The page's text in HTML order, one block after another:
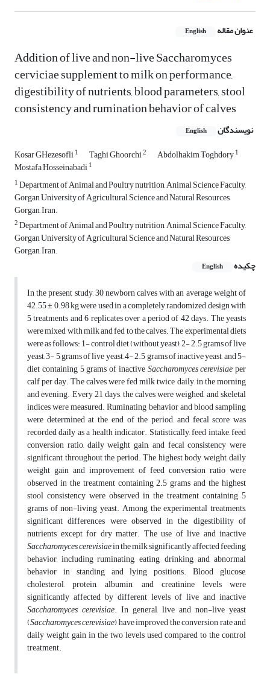
عنوان مقاله English
Addition of live and non-live Saccharomyces
cerviciae supplement to milk on performance,
digestibility of nutrients, blood parameters, stool
consistency and rumination behavior of calves
نویسندگان English
Kosar GHezesofli1 Taghi Ghoorchi2 Abdolhakim Toghdory1
Mostafa Hosseinabadi1
1Department of Animal and Poultry nutrition, Animal Science Faculty,
Gorgan University of Agricultural Science and Natural Resources,
Gorgan, Iran.
2Department of Animal and Poultry nutrition, Animal Science Faculty,
Gorgan University of Agricultural Science and Natural Resources,
Gorgan, Iran.
چکیده
English
In the present study, 30 newborn calves with an average weight of
42.55 ± 0.98 kg were used in a completely randomized design with
5 treatments and 6 replicates over a period of 42 days. The yeasts
were mixed with milk and fed to the calves. The experimental diets
were as follows: 1- control diet (without yeast), 2- 2.5 grams of live
yeast, 3- 5 grams of live yeast, 4- 2.5 grams of inactive yeast, and 5-
diet containing 5 grams of inactiveSaccharomyces cerevisiaeper
calf per day. The calves were fed milk twice daily, in the morning
and evening. Every 21 days, the calves were weighed, and skeletal
indices were measured. Ruminating behavior and blood sampling
were determined at the end of the period, and fecal score was
recorded daily as a health indicator. Statistically, feed intake, feed
conversion ratio, daily weight gain, and fecal consistency were
significant throughout the period. The highest body weight, daily
weight gain and improvement of feed conversion ratio were
observed in the treatment containing 2.5 grams and the highest
stool consistency were observed in the treatment containing 5
grams of non-living yeast. Among the experimental treatments,
significant differences were observed in the digestibility of
nutrients except for dry matter. The use of live and inactive
Saccharomyces cerevisiaein the milk significantly affected feeding
behavior, including ruminating, eating, drinking, and abnormal
behavior in standing and lying positions. Blood glucose,
cholesterol, protein, albumin, and creatinine levels were
significantly affected by different levels of live and inactive
Saccharomyces cerevisiae. In general, live and non-live yeast
(Saccharomyces cerevisiae) have improved the conversion rate and
daily weight gain in the two levels used compared to the control
treatment.